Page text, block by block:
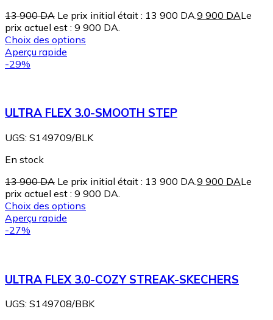
13 900DA Le prix initial était : 13 900 DA. 9 900 DALe
prix actuel est : 9 900 DA.
Choix des options
Aperçu rapide
-29%
ULTRA FLEX 3.0-SMOOTH STEP
UGS: S149709/BLK
En stock
13 900DA Le prix initial était : 13 900 DA. 9 900 DALe
prix actuel est : 9 900 DA.
Choix des options
Aperçu rapide
-27%
ULTRA FLEX 3.0-COZY STREAK-SKECHERS
UGS: S149708/BBK